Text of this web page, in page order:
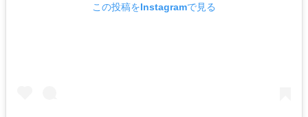
この投稿をInstagramで見る